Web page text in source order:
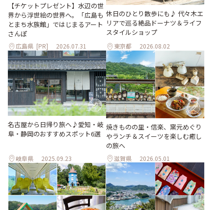
【チケットプレゼント】水辺の世
界から浮世絵の世界へ。「広島も
とまち水族館」ではじまるアート
さんぽ
広島県 [PR] 2026.07.31
休日のひとり散歩にも♪ 代々木エ
リアで巡る絶品ドーナツ＆ライフ
スタイルショップ
東京都 2026.08.02
名古屋から日帰り旅へ♪愛知・岐
阜・静岡のおすすめスポット6選
岐阜県 2025.09.23
焼きものの里・信楽、窯元めぐり
やランチ＆スイーツを楽しむ癒し
の旅へ
滋賀県 2026.05.01